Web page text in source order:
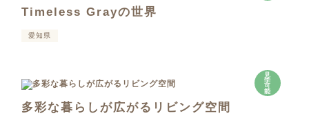
Timeless Grayの世界
愛知県
見
学
可
能
多彩な暮らしが広がるリビング空間